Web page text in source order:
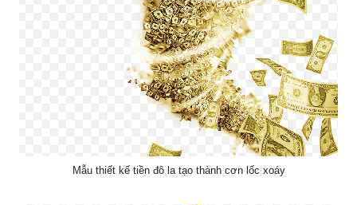
Mẫu thiết kế tiền đô la tạo thành cơn lốc xoáy